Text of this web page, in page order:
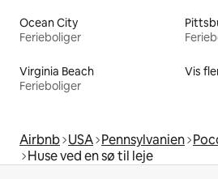
Ocean City
Ferieboliger
Virginia Beach
Ferieboliger
Vis
Airbnb USA Pennsylvanien
Huse ved en sø til leje